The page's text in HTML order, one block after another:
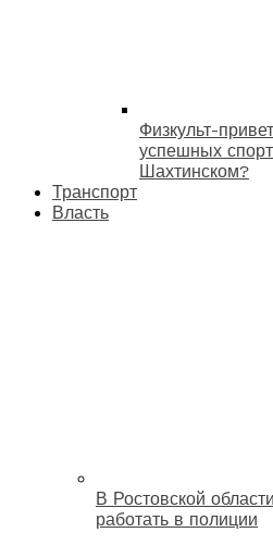
Физкульт-
успешных
Шахтинском?
Транспорт
Власть
В Ростовской
работать в полиции